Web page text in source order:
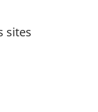
sites